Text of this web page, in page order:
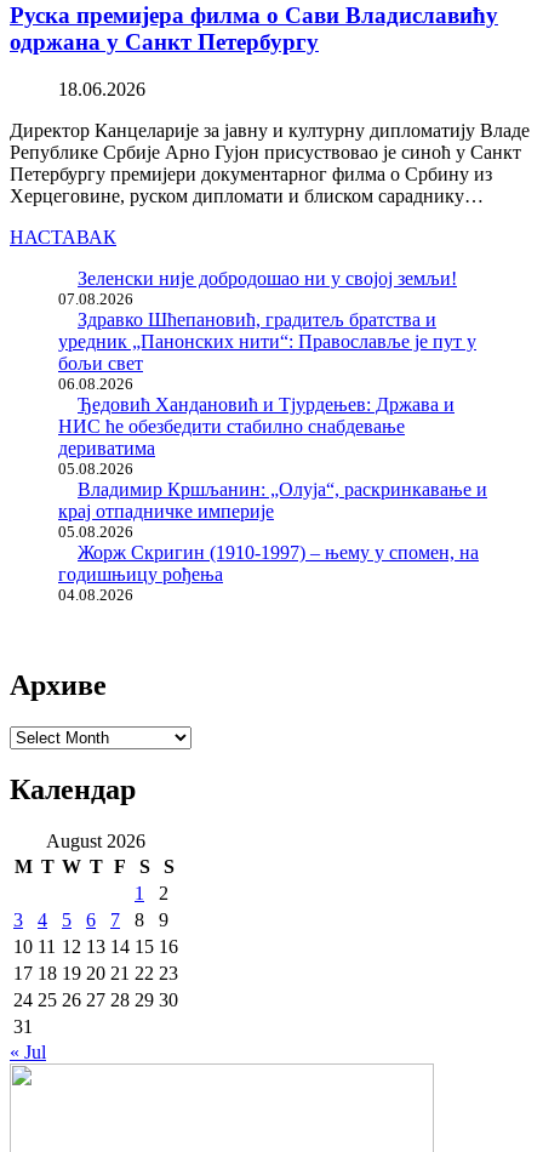
Руска премијера филма о Сави Владиславићу
одржана у Санкт Петербургу
18.06.2026
Директор Канцеларије за јавну и културну дипломатију Владе
Републике Србије Арно Гујон присуствовао је синоћ у Санкт
Петербургу премијери документарног филма о Србину из
Херцеговине, руском дипломати и блиском сараднику…
НАСТАВАК
Зеленски није добродошао ни у својој земљи!
07.08.2026
Здравко Шћепановић, градитељ братства и
уредник „Панонских нити“: Православље је пут у
бољи свет
06.08.2026
Ђедовић Хандановић и Тјурдењев: Држава и
НИС ће обезбедити стабилно снабдевање
дериватима
05.08.2026
Владимир Кршљанин: „Олуја“, раскринкавање и
крај отпадничке империје
05.08.2026
Жорж Скригин (1910-1997) – њему у спомен, на
годишњицу рођења
04.08.2026
Архиве
Архиве
Календар
August 2026
M T W T F S
S
1
2
3
4 5 6 7 8
9
10 11 12 13 14 15 16
17 18 19 20 21 22 23
24 25 26 27 28 29 30
31
« Jul